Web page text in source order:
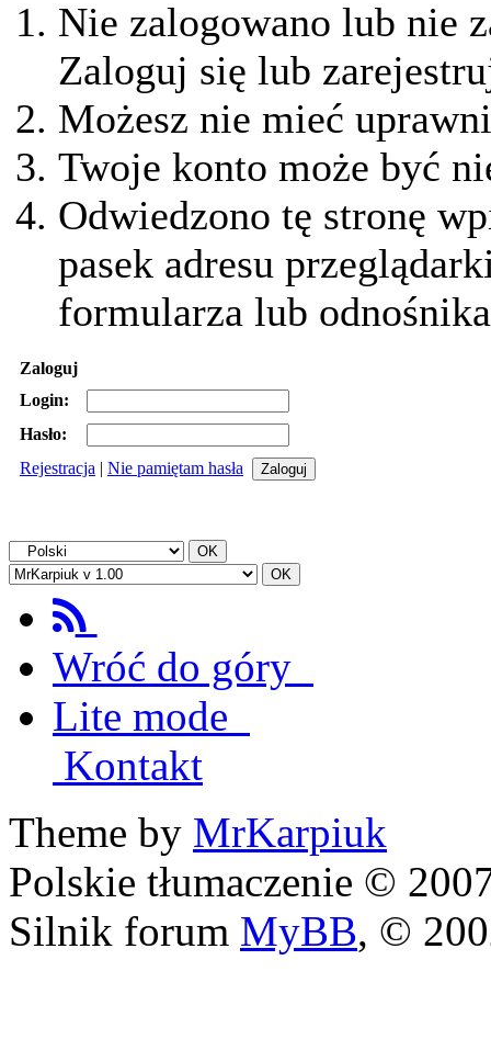
Nie zalogowano lub nie
Zaloguj się lub
Możesz nie mieć
Twoje konto może być
Odwiedzono tę stronę
pasek adresu
formularza lub
Zaloguj
Login:
Hasło:
Rejestracja | Nie pamiętam hasła
Wróć do góry
Lite mode
Kontakt
Theme by MrKarpiuk
Polskie tłumaczenie ©
Silnik forum MyBB, ©